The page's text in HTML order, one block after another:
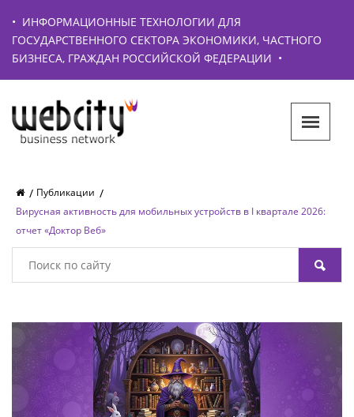
• ИНФОРМАЦИОННЫЕ ТЕХНОЛОГИИ ДЛЯ
ГОСУДАРСТВЕННОГО СЕКТОРА ЭКОНОМИКИ, ЧАСТНОГО
БИЗНЕСА, ГРАЖДАН РОССИЙСКОЙ ФЕДЕРАЦИИ •
Публикации
Вирусная активность для мобильных устройств в I квартале 2026:
отчет «Доктор Веб»